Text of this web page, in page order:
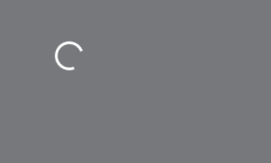
Wird geladen …